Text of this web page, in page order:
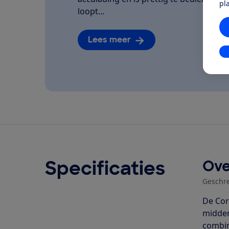
loopt…
Lees meer
Specificaties
De